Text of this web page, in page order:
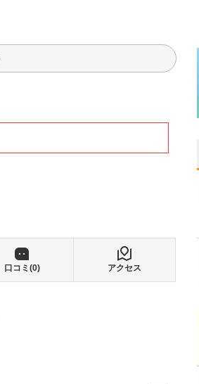
口コミ(0) アクセス